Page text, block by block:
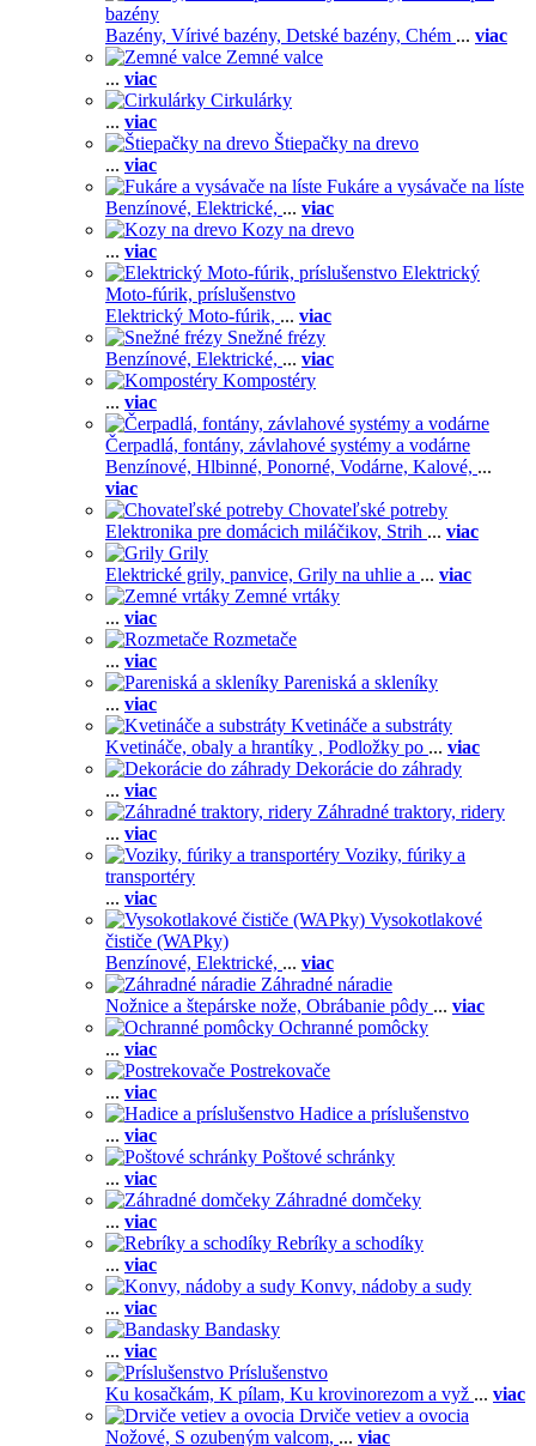
bazény
Bazény, Vírivé bazény, Detské bazény, Chém ... viac
Zemné valce
... viac
Cirkulárky
... viac
Štiepačky na drevo
... viac
Fukáre a vysávače na líste
Benzínové, Elektrické, ... viac
Kozy na drevo
... viac
Elektrický
Moto-fúrik, príslušenstvo
Elektrický Moto-fúrik, ... viac
Snežné frézy
Benzínové, Elektrické, ... viac
Kompostéry
... viac
Čerpadlá, fontány, závlahové systémy a vodárne
Benzínové, Hlbinné, Ponorné, Vodárne, Kalové, ...
viac
Chovateľské potreby
Elektronika pre domácich miláčikov, Strih ... viac
Grily
Elektrické grily, panvice, Grily na uhlie a ... viac
Zemné vrtáky
... viac
Rozmetače
... viac
Pareniská a skleníky
... viac
Kvetináče a substráty
Kvetináče, obaly a hrantíky , Podložky po ... viac
Dekorácie do záhrady
... viac
Záhradné traktory, ridery
... viac
Voziky, fúriky a
transportéry
... viac
Vysokotlakové
čističe (WAPky)
Benzínové, Elektrické, ... viac
Záhradné náradie
Nožnice a štepárske nože, Obrábanie pôdy ... viac
Ochranné pomôcky
... viac
Postrekovače
... viac
Hadice a príslušenstvo
... viac
Poštové schránky
... viac
Záhradné domčeky
... viac
Rebríky a schodíky
... viac
Konvy, nádoby a sudy
... viac
Bandasky
... viac
Príslušenstvo
Ku kosačkám, K pílam, Ku krovinorezom a vyž ... viac
Drviče vetiev a ovocia
Nožové, S ozubeným valcom, ... viac